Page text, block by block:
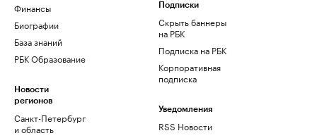
Финансы
Биографии
База знаний
РБК Образование
Новости
регионов
Санкт-Петербург
и область
Подписки
Скрыть баннеры
на РБК
Подписка на РБК
Корпоративная
подписка
Уведомления
RSS Новости